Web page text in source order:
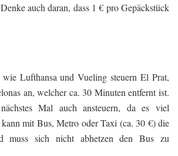
auch daran, dass 1 € pro Gepäckstück
Lufthansa und Vueling steuern El Prat,
an, welcher ca. 30 Minuten entfernt ist.
Mal auch ansteuern, da es viel
mit Bus, Metro oder Taxi (ca. 30 €) die
muss sich nicht abhetzen den Bus zu